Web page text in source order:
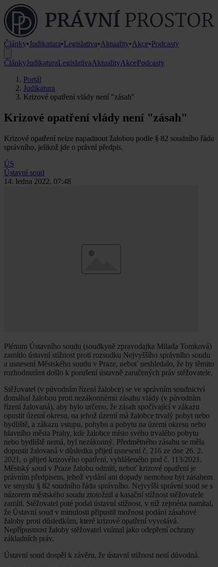
Články•Judikatura•Legislativa•Aktuality•Akce•Podcasty
ČlánkyJudikaturaLegislativaAktualityAkcePodcasty
Portál
Judikatura
Krizové opatření vlády není "zásah"
Krizové opatření vlády není "zásah"
Krizové opatření nelze napadnout žalobou podle § 82 soudního řádu
správního, jelikož jde o právní předpis.
ÚS
Ústavní soud
14. ledna 2022, 07:48
Plénum Ústavního soudu (soudkyně zpravodajka Milada Tomková)
zamítlo ústavní stížnost proti rozsudku Nejvyššího správního soudu
a usnesení Městského soudu v Praze, neboť neshledalo, že by těmito
rozhodnutími došlo k porušení ústavně zaručených práv stěžovatele.
Stěžovatel (v původním řízení žalobce) se ve správním soudnictví
domáhal žalobou proti nezákonnému zásahu vlády (v původním
řízení žalovaná), aby bylo určeno, že zásah spočívající v zákazu
opustit území okresu, na jehož území má žalobce trvalý pobyt nebo
bydliště, a zákazu vstupu, pohybu a pobytu na území okresu nebo
hlavního města Prahy, kde žalobce místo svého trvalého pobytu
nebo bydliště nemá, byl nezákonný. Předmětného zásahu se měla
dopustit žalovaná v důsledku přijetí usnesení č. 216 ze dne 26. 2.
2021, o přijetí krizového opatření, vyhlášeného pod č. 113/2021.
Městský soud v Praze žalobu odmítl, neboť krizové opatření je
právním předpisem, jehož vydání ani dopady nemohou být zásahem
ve smyslu § 82 soudního řádu správního. Nejvyšší správní soud se s
názorem městského soudu ztotožnil a kasační stížnost stěžovatele
zamítl. Stěžovatel poté podal ústavní stížnost, v níž zejména namítal,
že Ústavní soud v minulosti připustil možnost podání zásahové
žaloby proti důsledkům, které krizové opatření vyvolává.
Nepřípustnost žaloby stěžovatel vnímal jako odepření ochrany
základních práv.
Ústavní soud dospěl k závěru, že ústavní stížnost není důvodná.